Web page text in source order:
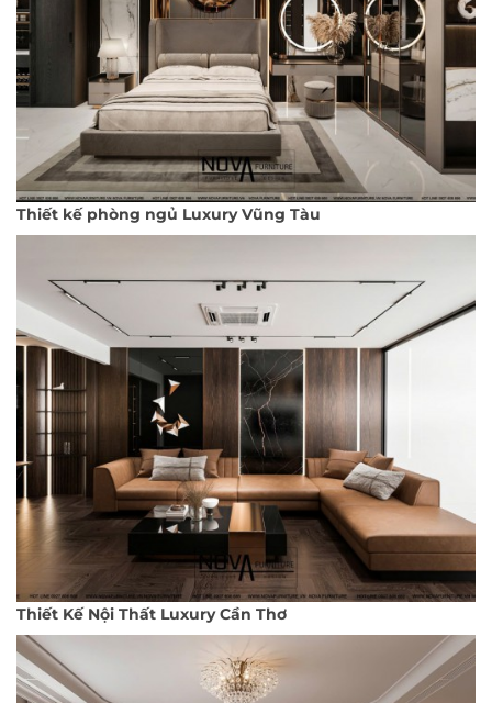
Thiết kế phòng ngủ Luxury Vũng Tàu
Thiết Kế Nội Thất Luxury Cần Thơ